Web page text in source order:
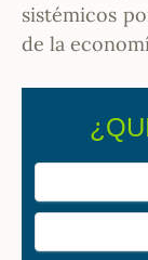
sistémicos
de la